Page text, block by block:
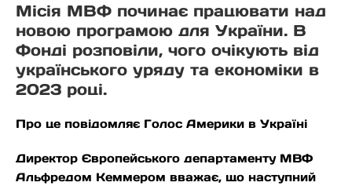
Місія МВФ починає працювати над
новою програмою для України. В
Фонді розповіли, чого очікують від
українського уряду та економіки в
2023 році.
Про це повідомляє Голос Америки в Україні
Директор Європейського департаменту МВФ
Альфредом Кеммером вважає, що наступний